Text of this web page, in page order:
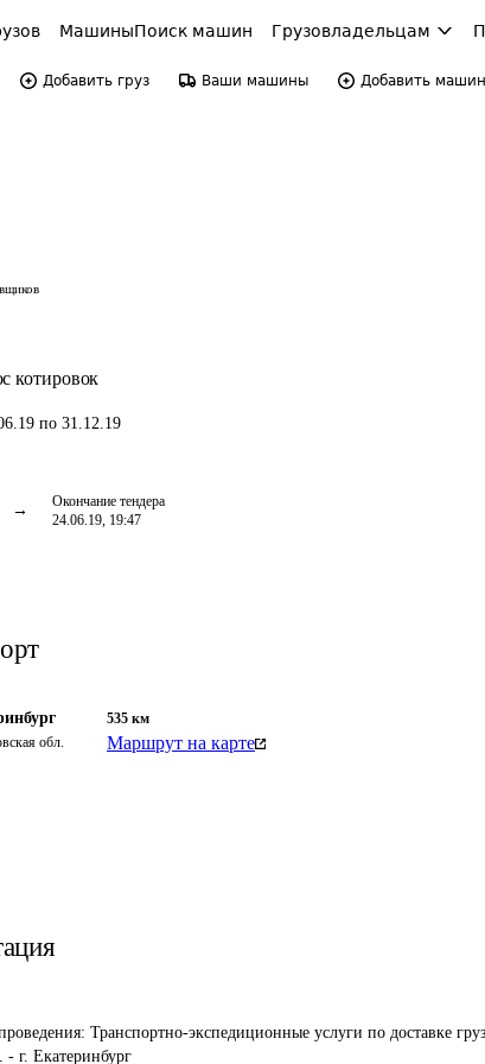
МашиныПоиск машин Грузовладельцам
Добавить груз Ваши машины Добавить
котировок
по 31.12.19
Окончание тендера
24.06.19, 19:47
обл.
535 км
Маршрут на карте
Транспортно-экспедиционные услуги по доставке
г. Екатеринбург